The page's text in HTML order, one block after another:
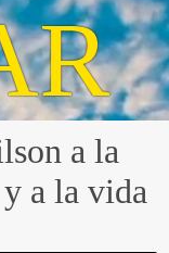
a la
a la vida